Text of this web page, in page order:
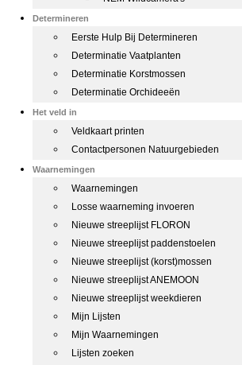
Determineren
Eerste Hulp Bij Determineren
Determinatie Vaatplanten
Determinatie Korstmossen
Determinatie Orchideeën
Het veld in
Veldkaart printen
Contactpersonen Natuurgebieden
Waarnemingen
Waarnemingen
Losse waarneming invoeren
Nieuwe streeplijst FLORON
Nieuwe streeplijst paddenstoelen
Nieuwe streeplijst (korst)mossen
Nieuwe streeplijst ANEMOON
Nieuwe streeplijst weekdieren
Mijn Lijsten
Mijn Waarnemingen
Lijsten zoeken